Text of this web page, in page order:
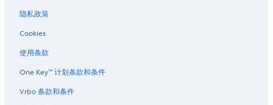
隐私政策
Cookies
使用条款
One Key™ 计划条款和条件
Vrbo 条款和条件